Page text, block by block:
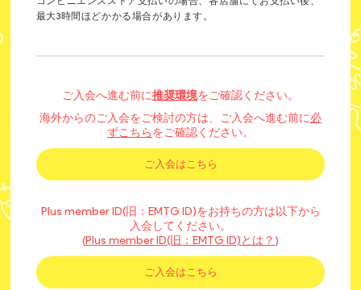
最大3時間ほどかかる場合があります。
ご入会へ進む前に推奨環境をご確認ください。
海外からのご入会をご検討の方は、ご入会へ進む前に必
ずこちらをご確認ください。
ご入会はこちら
Plus member ID(旧：EMTG ID)をお持ちの方は以下から
入会してください。
(Plus member ID(旧：EMTG ID)とは？ )
ご入会はこちら